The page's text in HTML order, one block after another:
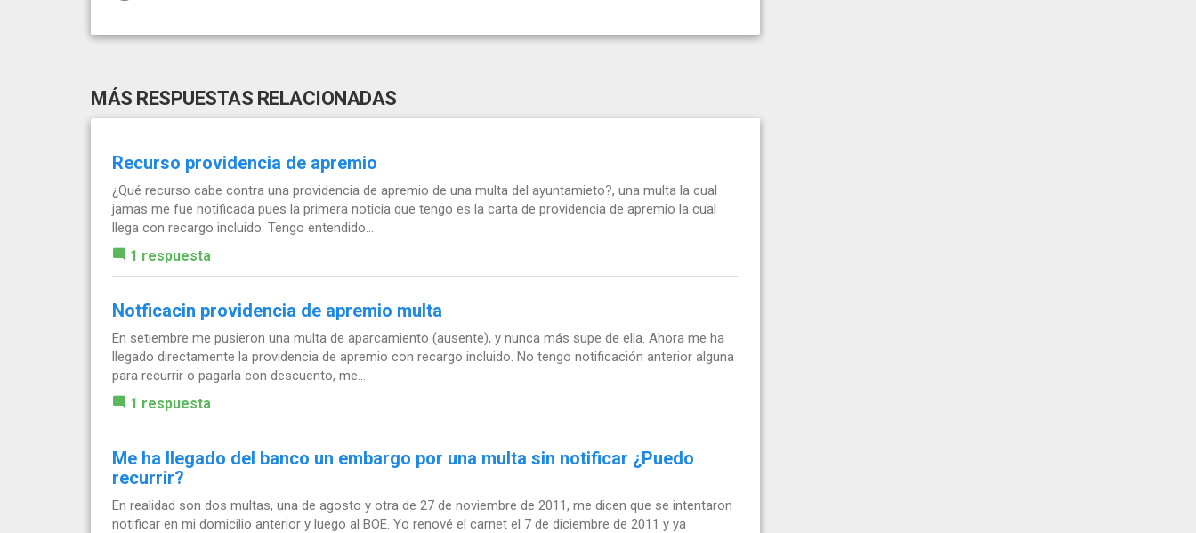
MÁS RESPUESTAS RELACIONADAS
Recurso providencia de apremio
¿Qué recurso cabe contra una providencia de apremio de una multa del ayuntamieto?, una multa la cual
jamas me fue notificada pues la primera noticia que tengo es la carta de providencia de apremio la cual
llega con recargo incluido. Tengo entendido...
1 respuesta
Notficacin providencia de apremio multa
En setiembre me pusieron una multa de aparcamiento (ausente), y nunca más supe de ella. Ahora me ha
llegado directamente la providencia de apremio con recargo incluido. No tengo notificación anterior alguna
para recurrir o pagarla con descuento, me...
1 respuesta
Me ha llegado del banco un embargo por una multa sin notificar ¿Puedo
recurrir?
En realidad son dos multas, una de agosto y otra de 27 de noviembre de 2011, me dicen que se intentaron
notificar en mi domicilio anterior y luego al BOE. Yo renové el carnet el 7 de diciembre de 2011 y ya